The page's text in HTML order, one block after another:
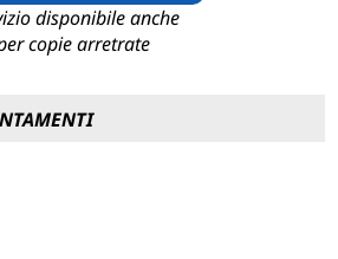
disponibile anche
copie arretrate